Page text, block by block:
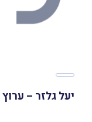
יעל גלזר – ערוץ 11 עם אורי לוי-מקור